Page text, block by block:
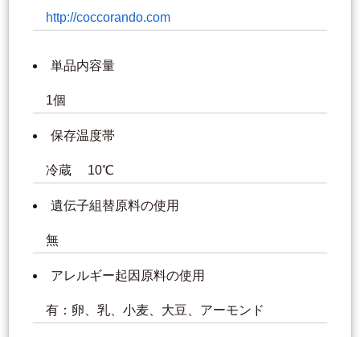
http://coccorando.com
単品内容量
1個
保存温度帯
冷蔵 10℃
遺伝子組替原料の使用
無
アレルギー起因原料の使用
有：卵、乳、小麦、大豆、アーモンド